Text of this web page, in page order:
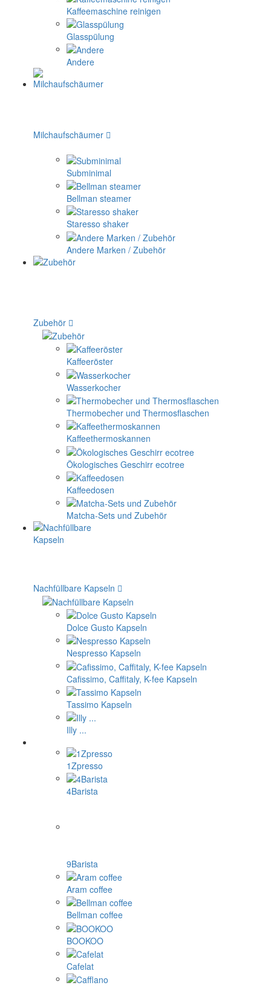
Kaffeemaschine reinigen
Glasspülung
Andere
Milchaufschäumer
Subminimal
Bellman steamer
Staresso shaker
Zubehör
Kaffeeröster
Wasserkocher
Thermobecher und Thermosflaschen
Kaffeethermoskannen
Ökologisches Geschirr ecotree
Kaffeedosen
Nachfüllbare Kapseln
Dolce Gusto Kapseln
Nespresso Kapseln
Cafissimo, Caffitaly, K-fee Kapseln